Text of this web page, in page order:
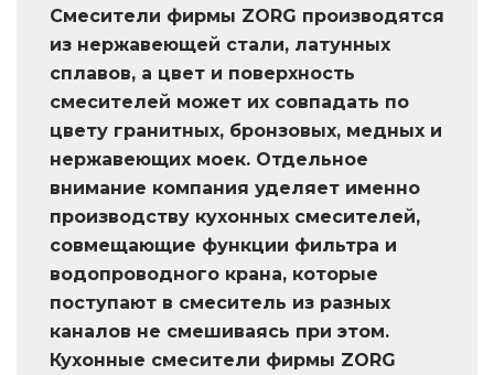
Смесители фирмы ZORG производятся
из нержавеющей стали, латунных
сплавов, а цвет и поверхность
смесителей может их совпадать по
цвету гранитных, бронзовых, медных и
нержавеющих моек. Отдельное
внимание компания уделяет именно
производству кухонных смесителей,
совмещающие функции фильтра и
водопроводного крана, которые
поступают в смеситель из разных
каналов не смешиваясь при этом.
Кухонные смесители фирмы ZORG